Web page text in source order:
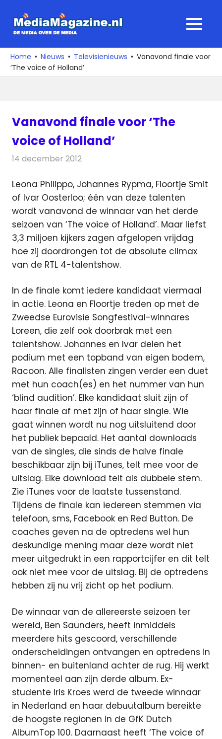
naar
media
over
de
MENU
Home Nieuws Televisienieuws
Vanavond finale voor
‘The voice of Holland’
Vanavond finale voor ‘The
voice of Holland’
14 december 2012
Leona Philippo, Johannes Rypma, Floortje Smit
of Ivar Oosterloo; één van deze talenten
wordt vanavond de winnaar van het derde
seizoen van ‘The voice of Holland’. Maar liefst
3,3 miljoen kijkers zagen afgelopen vrijdag
hoe zij doordrongen tot de absolute climax
van de RTL 4-talentshow.
In de finale komt iedere kandidaat viermaal
in actie. Leona en Floortje treden op met de
Zweedse Eurovisie Songfestival-winnares
Loreen, die zelf ook doorbrak met een
talentshow. Johannes en Ivar delen het
podium met een topband van eigen bodem,
Racoon. Alle finalisten zingen verder een duet
met hun coach(es) en het nummer van hun
‘blind audition’. Elke kandidaat sluit zijn of
haar finale af met zijn of haar single. Wie
gaat winnen wordt nu nog uitsluitend door
het publiek bepaald. Het aantal downloads
van de singles, die sinds de halve finale
beschikbaar zijn bij iTunes, telt mee voor de
uitslag. Elke download telt als dubbele stem.
Zie iTunes voor de laatste tussenstand.
Tijdens de finale kan iedereen stemmen via
telefoon, sms, Facebook en Red Button. De
coaches geven na de optredens wel hun
deskundige mening maar deze wordt niet
meer uitgedrukt in een rapportcijfer en dit telt
ook niet mee voor de uitslag. Bij de optredens
hebben zij nu vrij zicht op het podium.
De winnaar van de allereerste seizoen ter
wereld, Ben Saunders, heeft inmiddels
meerdere hits gescoord, verschillende
onderscheidingen ontvangen en optredens in
binnen- en buitenland achter de rug. Hij werkt
momenteel aan zijn derde album. Ex-
studente Iris Kroes werd de tweede winnaar
in Nederland en haar debuutalbum bereikte
de hoogste regionen in de GfK Dutch
AlbumTop 100. Daarnaast heeft ‘The voice of